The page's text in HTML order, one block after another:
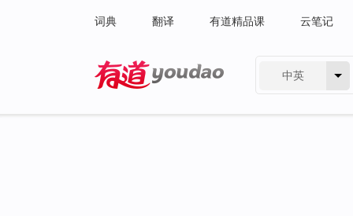
词典 翻译 有道精品课 云笔记
中英